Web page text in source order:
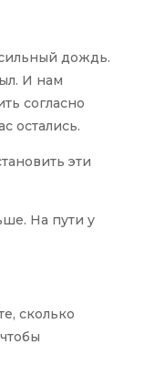
дождь.
И нам
согласно
остались.
эти
На пути у
сколько